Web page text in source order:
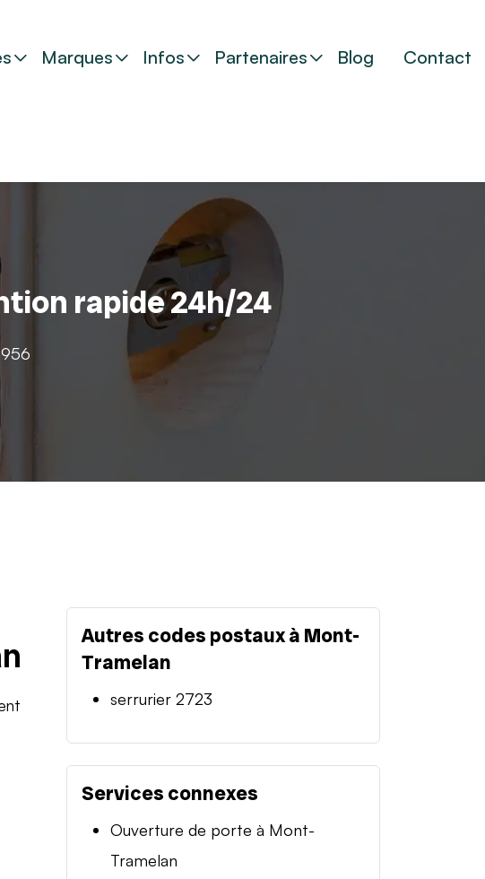
Marques Infos Partenaires Blog Contact
rapide 24h/24
Autres codes postaux à Mont-
Tramelan
serrurier 2723
Services connexes
Ouverture de porte à Mont-
Tramelan